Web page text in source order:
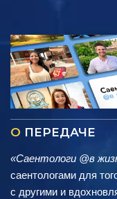
О ПЕРЕДАЧЕ
«Саентологи @в
саентологами для
с другими и